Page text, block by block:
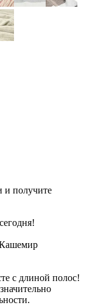
и получите
сегодня!
с длиной полос!